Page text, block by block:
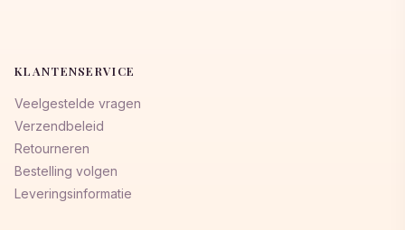
KLANTENSERVICE
Veelgestelde vragen
Verzendbeleid
Retourneren
Bestelling volgen
Leveringsinformatie